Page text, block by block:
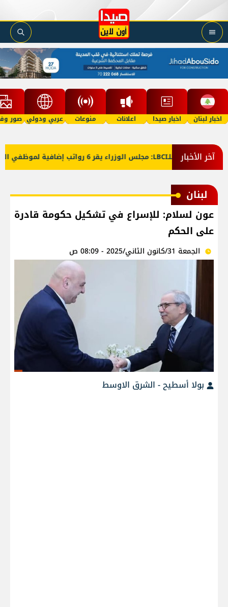
اخبار لبنان اخبار صيدا اعلانات منوعات عربي ودولي صور
آخر الأخبار
معلومات للـLBCI: مجلس الوزراء يقر 6 رواتب إضافية لموظفي القطاع العام وصرف الفروقات بأثر رجعي منذ آذار
لبنان
عون لسلام: للإسراع في تشكيل حكومة قادرة
على الحكم
الجمعة 31/كانون الثاني/2025 - 08:09 ص
بولا أسطيح - الشرق الاوسط